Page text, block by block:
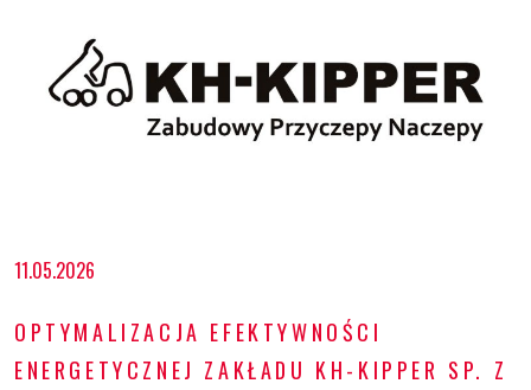
11.05.2026
OPTYMALIZACJA EFEKTYWNOŚCI
ENERGETYCZNEJ ZAKŁADU KH-KIPPER SP. Z